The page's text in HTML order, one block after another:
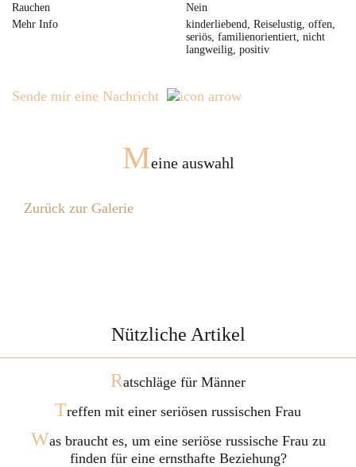
Rauchen
Nein
Mehr Info
kinderliebend, Reiselustig, offen,
seriös, familienorientiert, nicht
langweilig, positiv
Sende mir eine Nachricht
Meine auswahl
Zurück zur Galerie
Nützliche Artikel
Ratschläge für Männer
Treffen mit einer seriösen russischen Frau
Was braucht es, um eine seriöse russische Frau zu
finden für eine ernsthafte Beziehung?